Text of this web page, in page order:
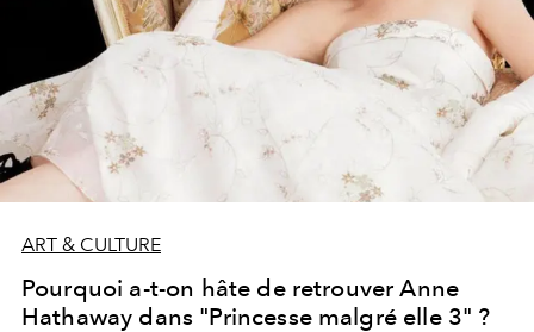
ART & CULTURE
Pourquoi a-t-on hâte de retrouver Anne
Hathaway dans "Princesse malgré elle 3" ?